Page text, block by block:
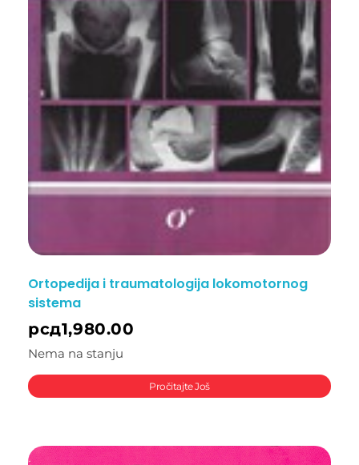
Ortopedija i traumatologija lokomotornog
sistema
рсд1,980.00
Nema na stanju
Pročitajte Još